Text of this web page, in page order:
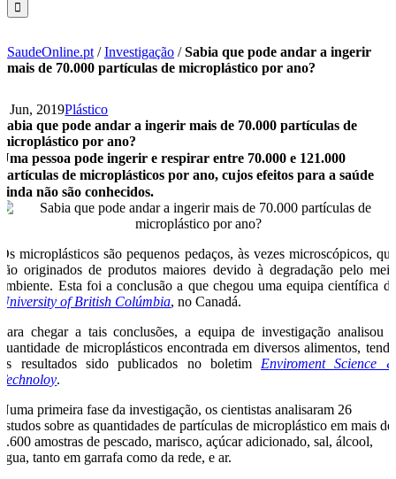
SaudeOnline.pt /Investigação /Sabia que pode andar a ingerir
mais de 70.000 partículas de microplástico por ano?
6 Jun, 2019Plástico
Sabia que pode andar a ingerir mais de 70.000 partículas de
microplástico por ano?
Uma pessoa pode ingerir e respirar entre 70.000 e 121.000
partículas de microplásticos por ano, cujos efeitos para a saúde
ainda não são conhecidos.
Os microplásticos são pequenos pedaços, às vezes microscópicos, que
são originados de produtos maiores devido à degradação pelo meio
ambiente. Esta foi a conclusão a que chegou uma equipa científica da
University of British Colúmbia, no Canadá.
Para chegar a tais conclusões, a equipa de investigação analisou a
quantidade de microplásticos encontrada em diversos alimentos, tendo
os resultados sido publicados no boletim Enviroment Science &
Technoloy.
Numa primeira fase da investigação, os cientistas analisaram 26
estudos sobre as quantidades de partículas de microplástico em mais de
3.600 amostras de pescado, marisco, açúcar adicionado, sal, álcool,
água, tanto em garrafa como da rede, e ar.